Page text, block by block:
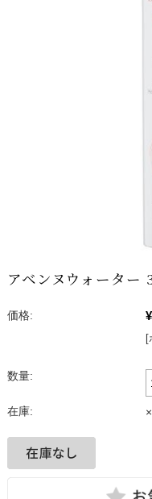
アベンヌウォーター
価格:
[
数量:
在庫: ×